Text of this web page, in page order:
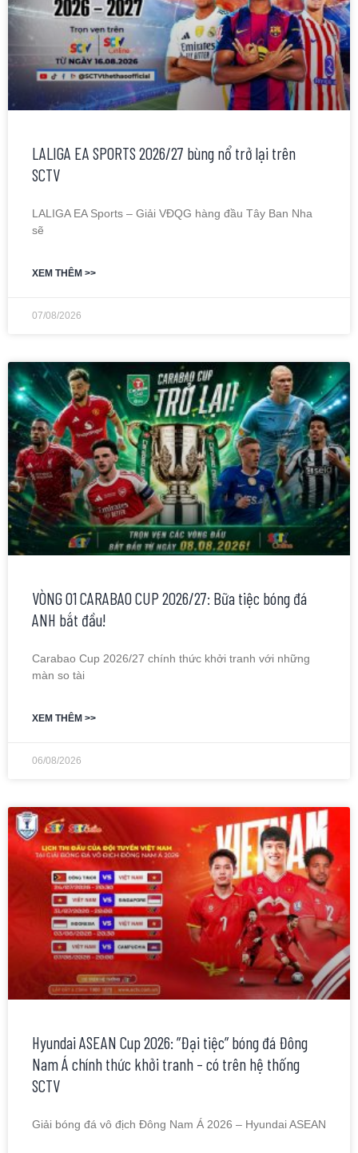
LALIGA EA SPORTS 2026/27 bùng nổ trở lại trên
SCTV
LALIGA EA Sports – Giải VĐQG hàng đầu Tây Ban Nha
sẽ
XEM THÊM >>
07/08/2026
VÒNG 01 CARABAO CUP 2026/27: Bữa tiệc bóng đá
ANH bắt đầu!
Carabao Cup 2026/27 chính thức khởi tranh với những
màn so tài
XEM THÊM >>
06/08/2026
Hyundai ASEAN Cup 2026: ”Đại tiệc” bóng đá Đông
Nam Á chính thức khởi tranh – có trên hệ thống
SCTV
Giải bóng đá vô địch Đông Nam Á 2026 – Hyundai ASEAN